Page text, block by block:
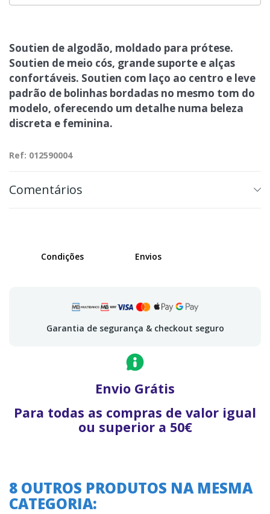
Soutien de algodão, moldado para prótese.
Soutien de meio cós, grande suporte e alças
confortáveis. Soutien com laço ao centro e leve
padrão de bolinhas bordadas no mesmo tom do
modelo, oferecendo um detalhe numa beleza
discreta e feminina.
Ref: 012590004
Comentários
Condições Envios
Garantia de segurança & checkout seguro
Envio Grátis
Para todas as compras de valor igual
ou superior a 50€
8 OUTROS PRODUTOS NA MESMA
CATEGORIA: